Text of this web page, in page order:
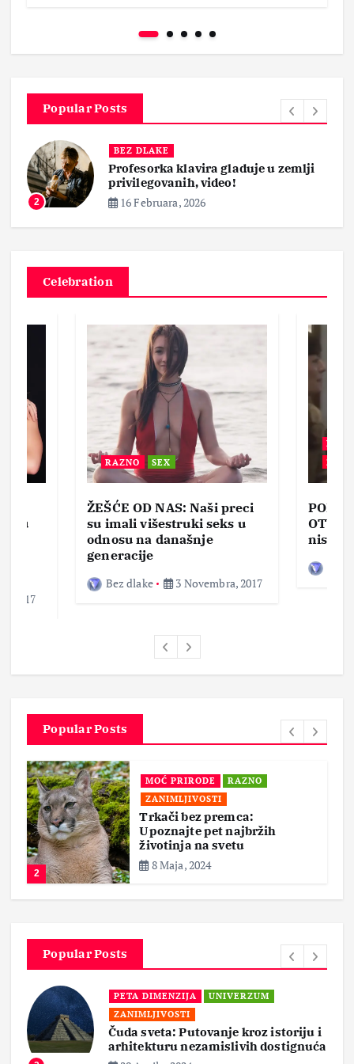
Popular Posts
2
BEZ DLAKE
Profesorka klavira gladuje u zemlji
privilegovanih, video!
16 Februara, 2026
Celebration
u
2017
RAZNO SEX
ŽEŠĆE OD NAS: Naši preci
su imali višestruki seks u
odnosu na današnje
generacije
Bez dlake 3 Novembra, 2017
BEZ
nisam
Popular Posts
2
MOĆ PRIRODE
RAZNO
ZANIMLJIVOSTI
Trkači bez premca:
Upoznajte pet najbržih
životinja na svetu
8 Maja, 2024
Popular Posts
PETA DIMENZIJA
UNIVERZUM
ZANIMLJIVOSTI
Čuda sveta: Putovanje kroz istoriju i
arhitekturu nezamislivih dostignuća